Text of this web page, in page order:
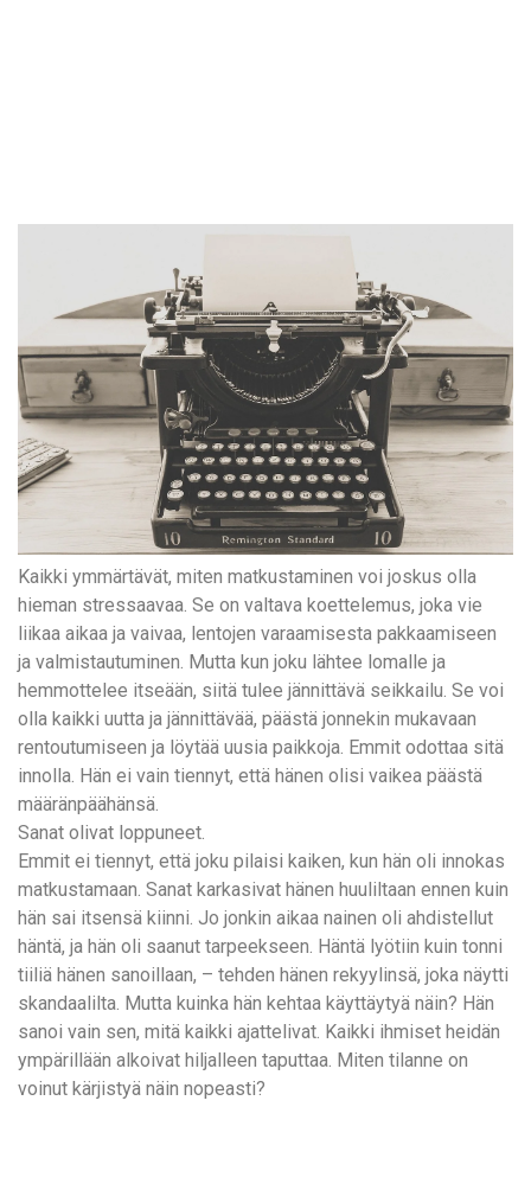
Kaikki ymmärtävät, miten matkustaminen voi joskus olla
hieman stressaavaa. Se on valtava koettelemus, joka vie
liikaa aikaa ja vaivaa, lentojen varaamisesta pakkaamiseen
ja valmistautuminen. Mutta kun joku lähtee lomalle ja
hemmottelee itseään, siitä tulee jännittävä seikkailu. Se voi
olla kaikki uutta ja jännittävää, päästä jonnekin mukavaan
rentoutumiseen ja löytää uusia paikkoja. Emmit odottaa sitä
innolla. Hän ei vain tiennyt, että hänen olisi vaikea päästä
määränpäähänsä.
Sanat olivat loppuneet.
Emmit ei tiennyt, että joku pilaisi kaiken, kun hän oli innokas
matkustamaan. Sanat karkasivat hänen huuliltaan ennen kuin
hän sai itsensä kiinni. Jo jonkin aikaa nainen oli ahdistellut
häntä, ja hän oli saanut tarpeekseen. Häntä lyötiin kuin tonni
tiiliä hänen sanoillaan, – tehden hänen rekyylinsä, joka näytti
skandaalilta. Mutta kuinka hän kehtaa käyttäytyä näin? Hän
sanoi vain sen, mitä kaikki ajattelivat. Kaikki ihmiset heidän
ympärillään alkoivat hiljalleen taputtaa. Miten tilanne on
voinut kärjistyä näin nopeasti?